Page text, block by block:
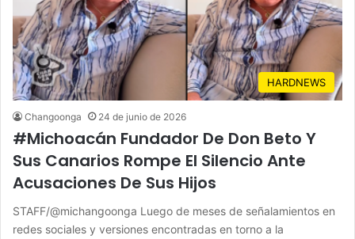
HARDNEWS
Changoonga 24 de junio de 2026
#Michoacán Fundador De Don Beto Y
Sus Canarios Rompe El Silencio Ante
Acusaciones De Sus Hijos
STAFF/@michangoonga Luego de meses de señalamientos en
redes sociales y versiones encontradas en torno a la